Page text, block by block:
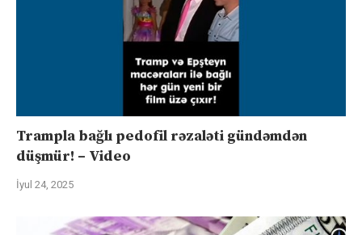
Trampla bağlı pedofil rəzaləti gündəmdən
düşmür! – Video
İyul 24, 2025